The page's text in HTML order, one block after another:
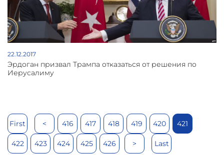
22.12.2017
Эрдоган призвал Трампа отказаться от решения по
Иерусалиму
First < 416 417 418 419 420 421
422 423 424 425 426 > Last